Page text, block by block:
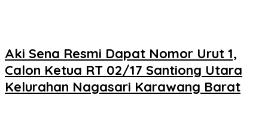
Aki Sena Resmi Dapat Nomor Urut 1,
Calon Ketua RT 02/17 Santiong Utara
Kelurahan Nagasari Karawang Barat